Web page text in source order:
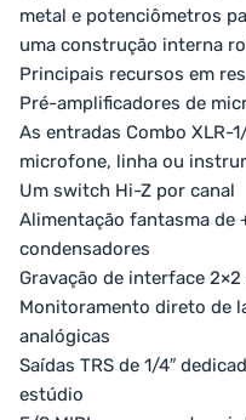
metal e potenciômetros
uma construção interna
Principais recursos em
Pré-amplificadores de
As entradas Combo XLR-
microfone, linha ou
Um switch Hi-Z por canal
Alimentação fantasma de
condensadores
Gravação de interface
Monitoramento direto de
analógicas
Saídas TRS de 1/4″
estúdio